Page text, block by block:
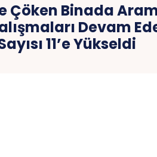
Çöken Binada
Devam
11’e Yükseldi